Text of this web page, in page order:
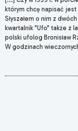
którym chcę napisać
Słyszałem o nim z
kwartalnik "Ufo" także z
polski ufolog Bronisław
W godzinach